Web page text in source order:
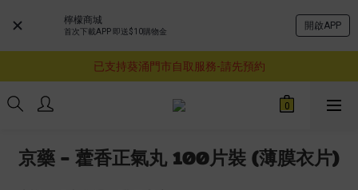
檸檬商城
首次下載APP 即送$10購物金
開啟APP
購物滿$460即享順豐免運費服務
購物滿$460即享順豐免運費服務
已支持葵涌門市自取服務-請先預約
購物滿$460即享順豐免運費服務
京藥 - 藿香正氣丸 100片裝 (薄膜衣片)